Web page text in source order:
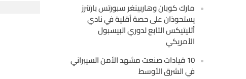
مارك كوبان وهاربينغر سبورتس بارتنرز
يستحوذان على حصة أقلية في نادي
أثليتيكس التابع لدوري البيسبول
الأمريكي
10 قيادات صنعت مشهد الأمن السيبراني
في الشرق الأوسط